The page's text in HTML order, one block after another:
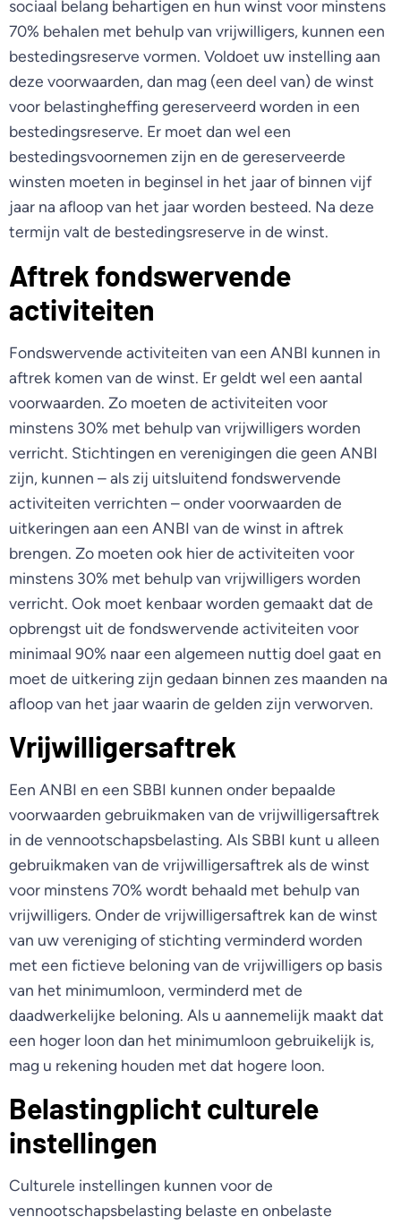
sociaal belang behartigen en hun winst voor minstens
70% behalen met behulp van vrijwilligers, kunnen een
bestedingsreserve vormen. Voldoet uw instelling aan
deze voorwaarden, dan mag (een deel van) de winst
voor belastingheffing gereserveerd worden in een
bestedingsreserve. Er moet dan wel een
bestedingsvoornemen zijn en de gereserveerde
winsten moeten in beginsel in het jaar of binnen vijf
jaar na afloop van het jaar worden besteed. Na deze
termijn valt de bestedingsreserve in de winst.
Aftrek fondswervende
activiteiten
Fondswervende activiteiten van een ANBI kunnen in
aftrek komen van de winst. Er geldt wel een aantal
voorwaarden. Zo moeten de activiteiten voor
minstens 30% met behulp van vrijwilligers worden
verricht. Stichtingen en verenigingen die geen ANBI
zijn, kunnen – als zij uitsluitend fondswervende
activiteiten verrichten – onder voorwaarden de
uitkeringen aan een ANBI van de winst in aftrek
brengen. Zo moeten ook hier de activiteiten voor
minstens 30% met behulp van vrijwilligers worden
verricht. Ook moet kenbaar worden gemaakt dat de
opbrengst uit de fondswervende activiteiten voor
minimaal 90% naar een algemeen nuttig doel gaat en
moet de uitkering zijn gedaan binnen zes maanden na
afloop van het jaar waarin de gelden zijn verworven.
Vrijwilligersaftrek
Een ANBI en een SBBI kunnen onder bepaalde
voorwaarden gebruikmaken van de vrijwilligersaftrek
in de vennootschapsbelasting. Als SBBI kunt u alleen
gebruikmaken van de vrijwilligersaftrek als de winst
voor minstens 70% wordt behaald met behulp van
vrijwilligers. Onder de vrijwilligersaftrek kan de winst
van uw vereniging of stichting verminderd worden
met een fictieve beloning van de vrijwilligers op basis
van het minimumloon, verminderd met de
daadwerkelijke beloning. Als u aannemelijk maakt dat
een hoger loon dan het minimumloon gebruikelijk is,
mag u rekening houden met dat hogere loon.
Belastingplicht culturele
instellingen
Culturele instellingen kunnen voor de
vennootschapsbelasting belaste en onbelaste